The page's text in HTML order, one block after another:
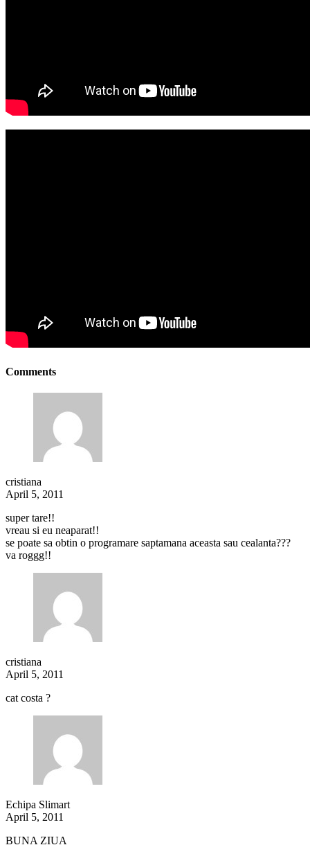
Comments
cristiana
April 5, 2011
super tare!!
vreau si eu neaparat!!
se poate sa obtin o programare saptamana aceasta sau cealanta???
va roggg!!
cristiana
April 5, 2011
cat costa ?
Echipa Slimart
April 5, 2011
BUNA ZIUA